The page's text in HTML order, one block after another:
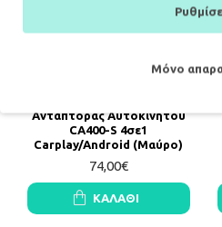
Αντάπτορας Αυτοκινήτου
CA400-S 4σε1
Carplay/Android (Μαύρο)
74,00€
ΚΑΛΆΘΙ
Μόνο